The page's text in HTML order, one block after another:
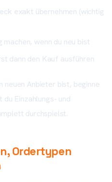
exakt übernehmen (wichtig
wenn du neu bist
dann den Kauf ausführen
neuen Anbieter bist, beginne
Einzahlungs- und
durchspielst.
Ordertypen